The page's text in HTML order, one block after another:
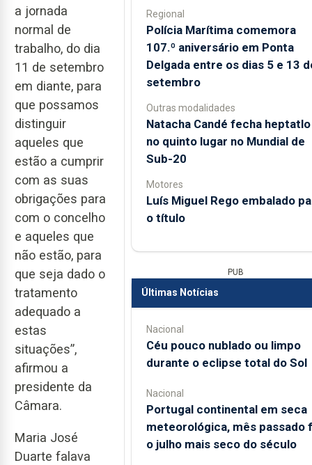
a jornada
normal de
trabalho, do dia
11 de setembro
em diante, para
que possamos
distinguir
aqueles que
estão a cumprir
com as suas
obrigações para
com o concelho
e aqueles que
não estão, para
que seja dado o
tratamento
adequado a
estas
situações”,
afirmou a
presidente da
Câmara.
Maria José
Duarte falava
Regional
Polícia Marítima comemora
107.º aniversário em Ponta
Delgada entre os dias 5 e 13
setembro
Outras modalidades
Natacha Candé fecha heptatlo
no quinto lugar no Mundial de
Sub-20
Motores
Luís Miguel Rego embalado
o título
PUB
Últimas Notícias
Nacional
Céu pouco nublado ou limpo
durante o eclipse total do Sol
Nacional
Portugal continental em seca
meteorológica, mês passado
o julho mais seco do século